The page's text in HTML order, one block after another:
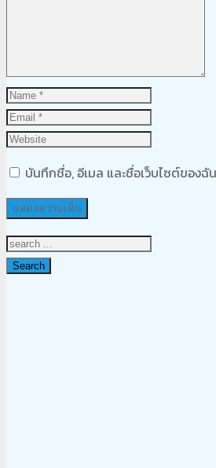
บันทึกชื่อ, อีเมล และชื่อเว็บไซต์ของฉั
Search